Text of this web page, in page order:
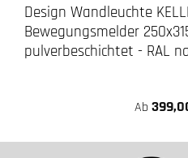
Design Wandleuchte
Bewegungsmelder
pulverbeschichtet - RAL
Ab